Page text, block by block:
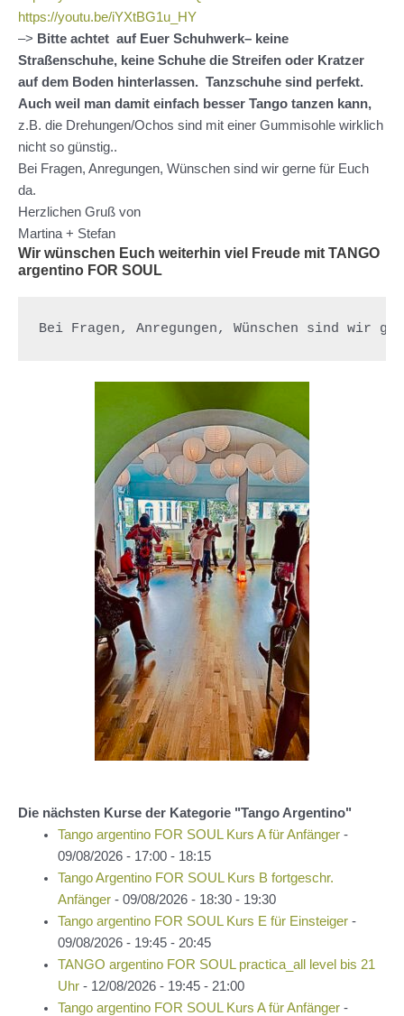
https://youtu.be/iYXtBG1u_HY
–> Bitte achtet auf Euer Schuhwerk– keine
Straßenschuhe, keine Schuhe die Streifen oder Kratzer
auf dem Boden hinterlassen. Tanzschuhe sind perfekt.
Auch weil man damit einfach besser Tango tanzen kann,
z.B. die Drehungen/Ochos sind mit einer Gummisohle wirklich
nicht so günstig..
Bei Fragen, Anregungen, Wünschen sind wir gerne für Euch
da.
Herzlichen Gruß von
Martina + Stefan
Wir wünschen Euch weiterhin viel Freude mit TANGO
argentino FOR SOUL
Bei Fragen, Anregungen, Wünschen sind wir
Die nächsten Kurse der Kategorie "Tango Argentino"
Tango argentino FOR SOUL Kurs A für Anfänger-
09/08/2026 - 17:00 - 18:15
Tango Argentino FOR SOUL Kurs B fortgeschr.
Anfänger- 09/08/2026 - 18:30 - 19:30
Tango argentino FOR SOUL Kurs E für Einsteiger-
09/08/2026 - 19:45 - 20:45
TANGO argentino FOR SOUL practica_all level bis 21
Uhr- 12/08/2026 - 19:45 - 21:00
Tango argentino FOR SOUL Kurs A für Anfänger-